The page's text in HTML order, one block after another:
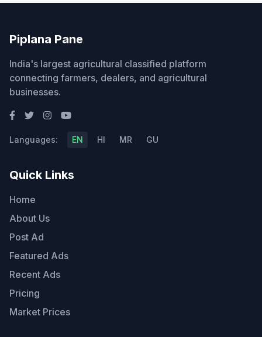
Piplana Pane
India's largest agricultural classified platform
connecting farmers, dealers, and agricultural
businesses.
Languages: EN HI MR GU
Quick Links
Home
About Us
Post Ad
Featured Ads
Recent Ads
Pricing
Market Prices